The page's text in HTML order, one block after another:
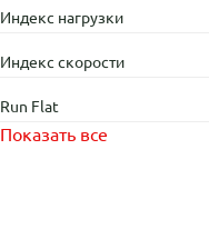
Индекс нагрузки
Индекс скорости
Run Flat
Показать все